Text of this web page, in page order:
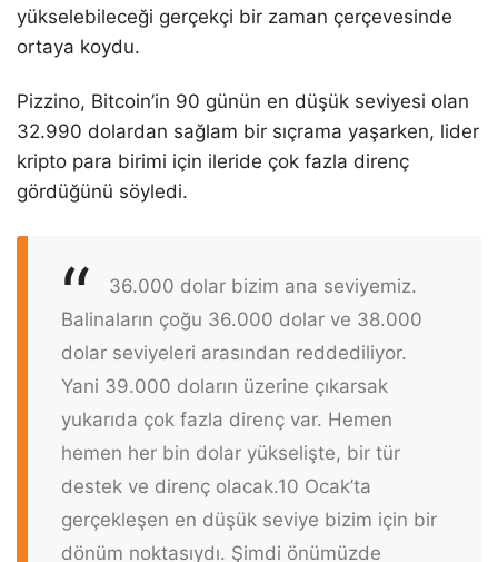
yükselebileceği gerçekçi bir zaman çerçevesinde
ortaya koydu.
Pizzino, Bitcoin’in 90 günün en düşük seviyesi olan
32.990 dolardan sağlam bir sıçrama yaşarken, lider
kripto para birimi için ileride çok fazla direnç
gördüğünü söyledi.
36.000 dolar bizim ana seviyemiz.
Balinaların çoğu 36.000 dolar ve 38.000
dolar seviyeleri arasından reddediliyor.
Yani 39.000 doların üzerine çıkarsak
yukarıda çok fazla direnç var. Hemen
hemen her bin dolar yükselişte, bir tür
destek ve direnç olacak.10 Ocak’ta
gerçekleşen en düşük seviye bizim için bir
dönüm noktasıydı. Şimdi önümüzde